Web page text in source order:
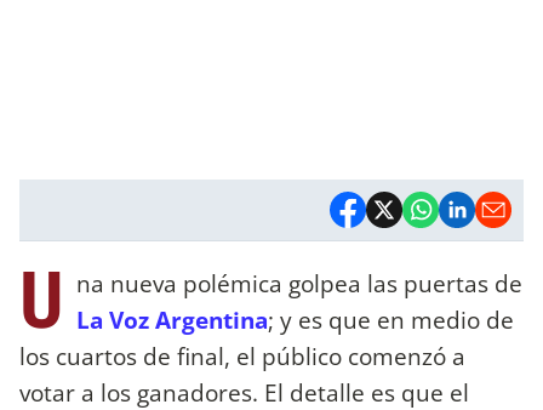
U na nueva polémica golpea las puertas de
La Voz Argentina; y es que en medio de
los cuartos de final, el público comenzó a
votar a los ganadores. El detalle es que el